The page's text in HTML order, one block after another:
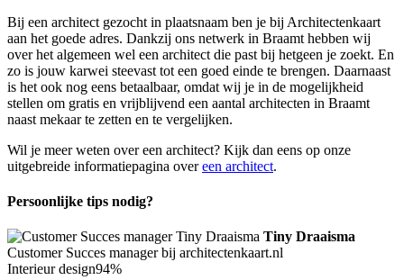
Bij een architect gezocht in plaatsnaam ben je bij Architectenkaart
aan het goede adres. Dankzij ons netwerk in Braamt hebben wij
over het algemeen wel een architect die past bij hetgeen je zoekt. En
zo is jouw karwei steevast tot een goed einde te brengen. Daarnaast
is het ook nog eens betaalbaar, omdat wij je in de mogelijkheid
stellen om gratis en vrijblijvend een aantal architecten in Braamt
naast mekaar te zetten en te vergelijken.
Wil je meer weten over een architect? Kijk dan eens op onze
uitgebreide informatiepagina overeen architect.
Persoonlijke tips nodig?
Tiny Draaisma
Customer Succes manager bij architectenkaart.nl
Interieur design94%